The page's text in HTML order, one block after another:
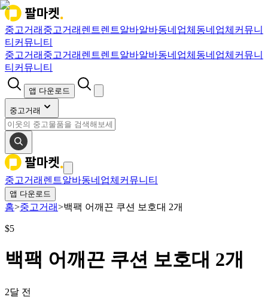
중고거래 중고거래 렌트렌트알바알바동네업체 동네업체 커뮤니
티 커뮤니티
중고거래 중고거래 렌트렌트알바알바동네업체 동네업체 커뮤니
티 커뮤니티
앱 다운로드
중고거래
중고거래 렌트알바동네업체 커뮤니티
앱 다운로드
홈>중고거래>백팩 어깨끈 쿠션 보호대 2개
$5
백팩 어깨끈 쿠션 보호대 2개
2달 전